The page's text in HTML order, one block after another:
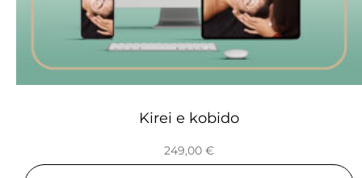
Kirei e kobido
249,00 €